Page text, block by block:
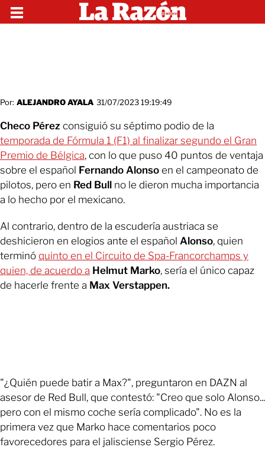
Por: ALEJANDRO AYALA 31/07/2023 19:19:49
Checo Pérez consiguió su séptimo podio de la
temporada de Fórmula 1 (F1) al finalizar segundo el Gran
Premio de Bélgica, con lo que puso 40 puntos de ventaja
sobre el español Fernando Alonso en el campeonato de
pilotos, pero en Red Bull no le dieron mucha importancia
a lo hecho por el mexicano.
Al contrario, dentro de la escudería austriaca se
deshicieron en elogios ante el español Alonso, quien
terminó quinto en el Circuito de Spa-Francorchamps y
quien, de acuerdo a Helmut Marko, sería el único capaz
de hacerle frente a Max Verstappen.
"¿Quién puede batir a Max?", preguntaron en DAZN al
asesor de Red Bull, que contestó: "Creo que solo Alonso...
pero con el mismo coche sería complicado". No es la
primera vez que Marko hace comentarios poco
favorecedores para el jalisciense Sergio Pérez.